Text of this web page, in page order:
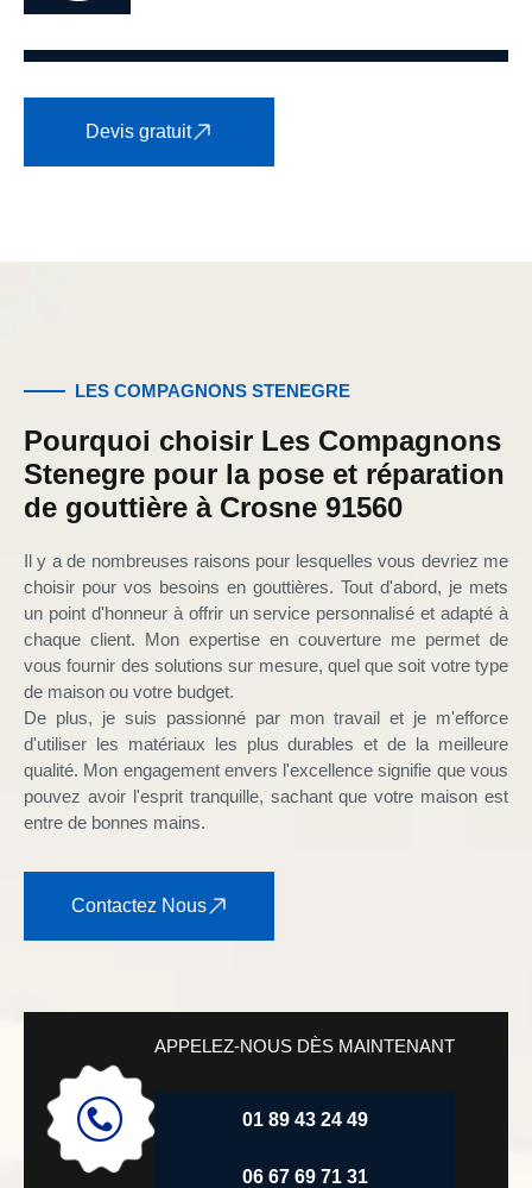
Devis gratuit
LES COMPAGNONS STENEGRE
Pourquoi choisir Les Compagnons
Stenegre pour la pose et réparation
de gouttière à Crosne 91560
Il y a de nombreuses raisons pour lesquelles vous devriez me
choisir pour vos besoins en gouttières. Tout d'abord, je mets
un point d'honneur à offrir un service personnalisé et adapté à
chaque client. Mon expertise en couverture me permet de
vous fournir des solutions sur mesure, quel que soit votre type
de maison ou votre budget.
De plus, je suis passionné par mon travail et je m'efforce
d'utiliser les matériaux les plus durables et de la meilleure
qualité. Mon engagement envers l'excellence signifie que vous
pouvez avoir l'esprit tranquille, sachant que votre maison est
entre de bonnes mains.
Contactez Nous
APPELEZ-NOUS DÈS MAINTENANT
01 89 43 24 49
06 67 69 71 31